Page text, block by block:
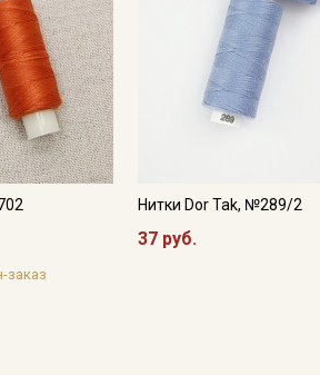
заказ
Нитки Dor Tak, №289/2
37 руб.